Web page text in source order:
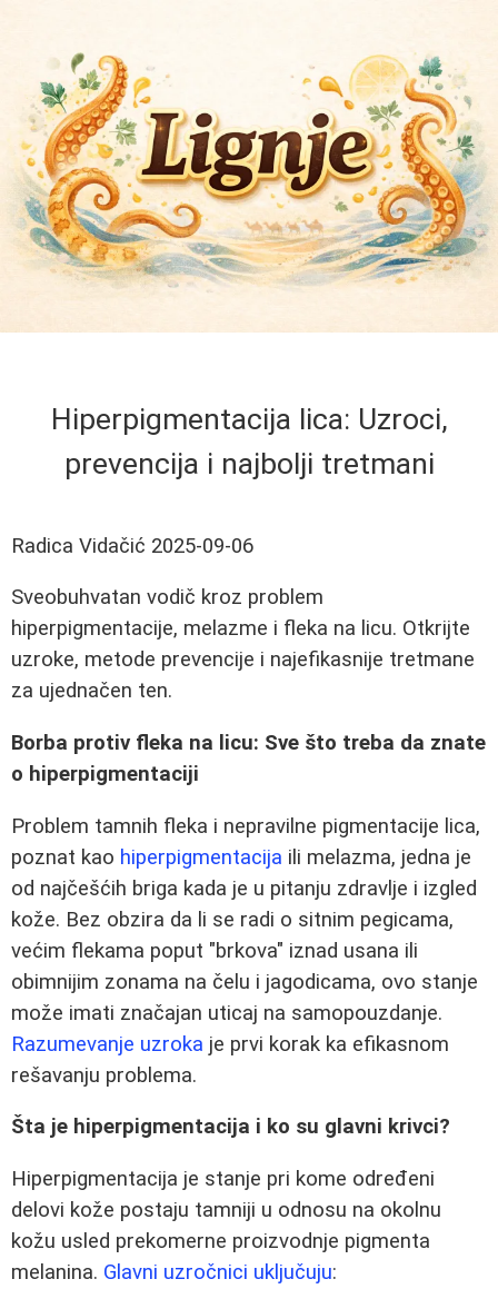
Hiperpigmentacija lica: Uzroci,
prevencija i najbolji tretmani
Radica Vidačić 2025-09-06
Sveobuhvatan vodič kroz problem
hiperpigmentacije, melazme i fleka na licu. Otkrijte
uzroke, metode prevencije i najefikasnije tretmane
za ujednačen ten.
Borba protiv fleka na licu: Sve što treba da znate
o hiperpigmentaciji
Problem tamnih fleka i nepravilne pigmentacije lica,
poznat kao hiperpigmentacija ili melazma, jedna je
od najčešćih briga kada je u pitanju zdravlje i izgled
kože. Bez obzira da li se radi o sitnim pegicama,
većim flekama poput "brkova" iznad usana ili
obimnijim zonama na čelu i jagodicama, ovo stanje
može imati značajan uticaj na samopouzdanje.
Razumevanje uzroka je prvi korak ka efikasnom
rešavanju problema.
Šta je hiperpigmentacija i ko su glavni krivci?
Hiperpigmentacija je stanje pri kome određeni
delovi kože postaju tamniji u odnosu na okolnu
kožu usled prekomerne proizvodnje pigmenta
melanina. Glavni uzročnici uključuju: